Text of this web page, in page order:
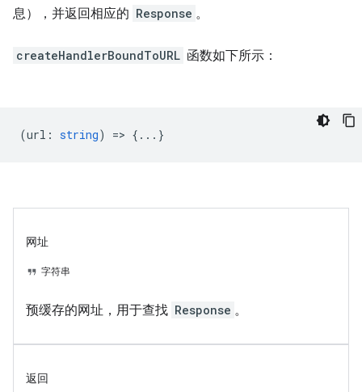
息），并返回相应的 Response 。
createHandlerBoundToURL 函数如下所示：
(url : string) => {...}
网址
字符串
预缓存的网址，用于查找 Response 。
返回